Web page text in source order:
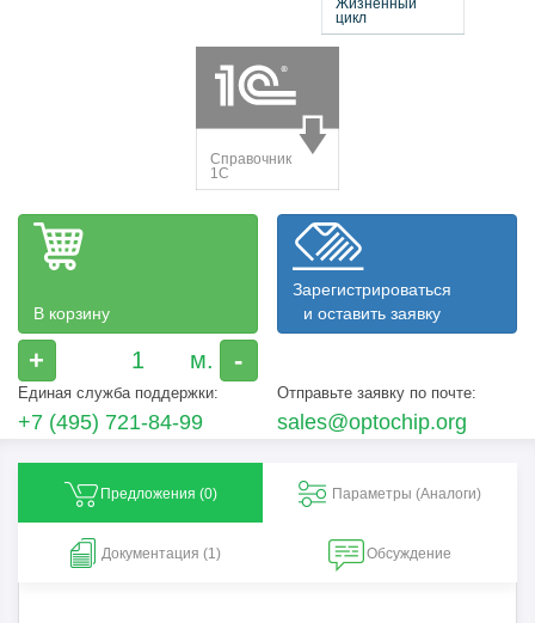
В корзину
+ -
Зарегистрироваться
и оставить заявку
Единая служба поддержки:
+7 (495) 721-84-99
Отправьте заявку по почте:
sales@optochip.org
Предложения (0) Параметры (Aналоги)
Документация (1) Обсуждение